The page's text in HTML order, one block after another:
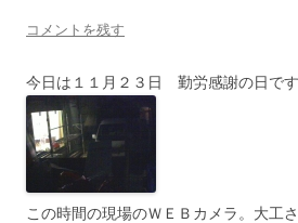
コメントを残す
今日は１１月２３日 勤労感謝の日です
この時間の現場のＷＥＢカメラ。大工